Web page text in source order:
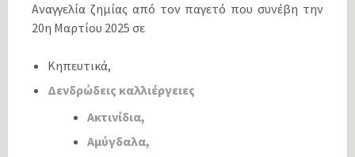
Αναγγελία ζημίας από τον παγετό που συνέβη την
20η Μαρτίου 2025 σε
Κηπευτικά,
Δενδρώδεις καλλιέργειες
Ακτινίδια,
Αμύγδαλα,